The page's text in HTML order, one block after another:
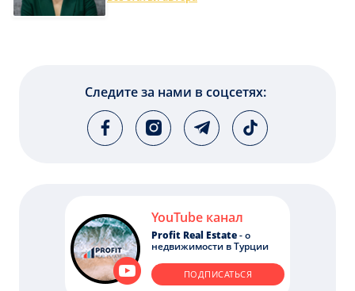
Следите за нами в соцсетях:
YouTube канал
Profit Real Estate- о
недвижимости в Турции
ПОДПИСАТЬСЯ